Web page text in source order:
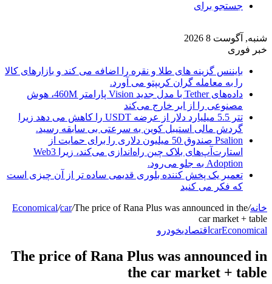
جستجو برای
شنبه, آگوست 8 2026
خبر فوری
بایننس گزینه های طلا و نقره را اضافه می کند و بازارهای کالا
را به معامله گران کریپتو می آورد.
داده‌های Tether با مدل جدید Vision پارامتر 460M، هوش
مصنوعی را از ابر خارج می‌کند
تتر 5.5 میلیارد دلار از عرضه USDT را کاهش می دهد زیرا
گردش مالی استیبل کوین به سرعتی بی سابقه رسید.
Psalion صندوق 50 میلیون دلاری را برای حمایت از
استارت‌آپ‌های بلاک چین راه‌اندازی می‌کند، زیرا Web3
Adoption به جلو می‌رود.
تعمیر یک پخش کننده بلوری قدیمی ساده تر از آن چیزی است
که فکر می کنید
خانه/
Economical/car/The price of Rana Plus was announced in the
car market + table
carEconomical اقتصادیخودرو
The price of Rana Plus was announced in
the car market + table